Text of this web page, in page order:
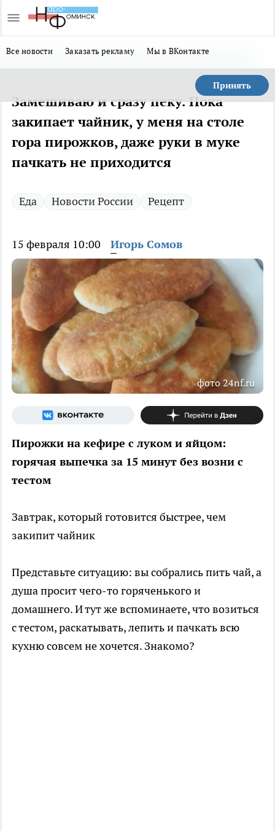
Все новости Заказать рекламу Мы в ВКонтакте
Принять
Замешиваю и сразу пеку. Пока
закипает чайник, у меня на столе
гора пирожков, даже руки в муке
пачкать не приходится
Еда Новости России Рецепт
15 февраля 10:00 Игорь Сомов
фото 24nf.ru
Пирожки на кефире с луком и яйцом:
горячая выпечка за 15 минут без возни с
тестом
Завтрак, который готовится быстрее, чем
закипит чайник
Представьте ситуацию: вы собрались пить чай, а
душа просит чего-то горяченького и
домашнего. И тут же вспоминаете, что возиться
с тестом, раскатывать, лепить и пачкать всю
кухню совсем не хочется. Знакомо?